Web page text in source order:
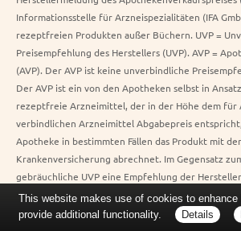
Informationsstelle für Arzneispezialitäten (IFA
rezeptfreien Produkten außer Büchern. UVP =
Preisempfehlung des Herstellers (UVP). AVP =
(AVP). Der AVP ist keine unverbindliche
Der AVP ist ein von den Apotheken selbst in
rezeptfreie Arzneimittel, der in der Höhe dem für
verbindlichen Arzneimittel Abgabepreis
Apotheke in bestimmten Fällen das Produkt mit
Krankenversicherung abrechnet. Im Gegensatz
gebräuchliche UVP eine Empfehlung der
This website makes use of cookies to enhance
provide additional functionality.
Details